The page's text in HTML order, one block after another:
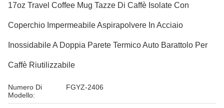
17oz Travel Coffee Mug Tazze Di Caffè Isolate Con
Coperchio Impermeabile Aspirapolvere In Acciaio
Inossidabile A Doppia Parete Termico Auto Barattolo Per
Caffè Riutilizzabile
Numero Di
Modello:
FGYZ-2406